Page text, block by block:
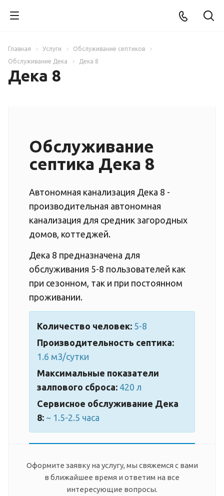
Главная Услуги
Обслуживание септиков
Обслуживание Дека
Дека 8
Дека 8
Обслуживание
септика Дека 8
Автономная канализация Дека 8 -
производительная автономная
канализация для средник загородных
домов, коттеджей.
Дека 8 предназначена для
обслуживания 5-8 пользователей как
при сезонном, так и при постоянном
проживании.
Количество человек: 5-8
Производительность септика:
1.6 м3/сутки
Максимальные показатели
залпового сброса: 420 л
Сервисное обслуживание Дека
8: ~ 1.5-2.5 часа
Оформите заявку на услугу, мы свяжемся с вами
в ближайшее время и ответим на все
интересующие вопросы.